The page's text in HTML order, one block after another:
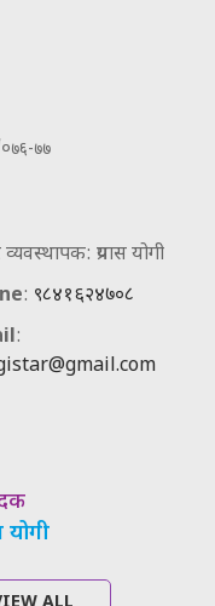
७७
प्रयास योगी
: ९८४१६२४७०८
: